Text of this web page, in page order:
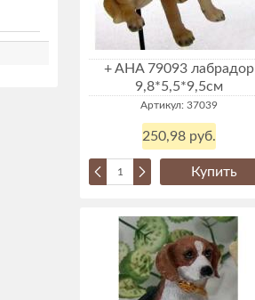
+ AHA 79093 лабрадор
9,8*5,5*9,5см
Артикул: 37039
250,98 руб.
Купить